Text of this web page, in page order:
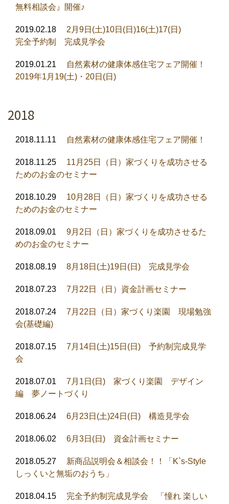
無料相談会』開催♪
2019.02.18
2月9日(土)10日(日)16(土)17(日)
完全予約制 完成見学会
2019.01.21
自然素材の健康体感住宅フェア開催！
2019年1月19(土)・20日(日)
2018
2018.11.11 自然素材の健康体感住宅フェア開催！
2018.11.25
11月25日（日）家づくりを成功させる
ためのお金のセミナー
2018.10.29
10月28日（日）家づくりを成功させる
ためのお金のセミナー
2018.09.01
9月2日（日）家づくりを成功させるた
めのお金のセミナー
2018.08.19 8月18日(土)19日(日) 完成見学会
2018.07.23 7月22日（日）資金計画セミナー
2018.07.24
7月22日（日）家づくり楽園 現場勉強
会(基礎編)
2018.07.15
7月14日(土)15日(日) 予約制完成見学
会
2018.07.01
7月1日(日) 家づくり楽園 デザイン
編 夢ノートづくり
2018.06.24 6月23日(土)24日(日) 構造見学会
2018.06.02 6月3日(日) 資金計画セミナー
2018.05.27
新商品説明会＆相談会！！「K`s-Style
しっくいと無垢のおうち」
2018.04.15
完全予約制完成見学会 「憧れ 楽しい